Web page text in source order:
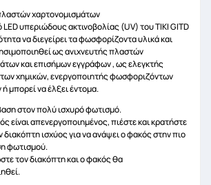
χαρτονομισμάτων
LED υπεριώδους ακτινοβολίας (UV) του TIKI GITD
να διεγείρει τα φωσφορίζοντα υλικά και
ως ανιχνευτής πλαστών
και επισήμων εγγράφων , ως ελεγκτής
χημικών, ενεργοποιητής φωσφοριζόντων
ή μπορεί να έλξει έντομα.
στον πολύ ισχυρό φωτισμό.
είναι απενεργοποιημένος, πιέστε και κρατήστε
διακόπτη ισχύος για να ανάψει ο φακός στην πιο
φωτισμού.
τον διακόπτη και ο φακός θα